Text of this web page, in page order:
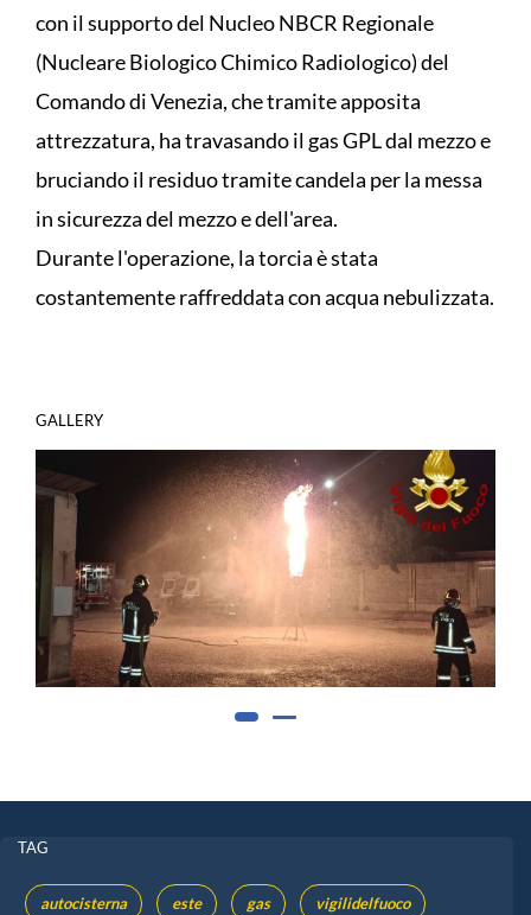
con il supporto del Nucleo NBCR Regionale
(Nucleare Biologico Chimico Radiologico) del
Comando di Venezia, che tramite apposita
attrezzatura, ha travasando il gas GPL dal mezzo e
bruciando il residuo tramite candela per la messa
in sicurezza del mezzo e dell'area.
Durante l'operazione, la torcia è stata
costantemente raffreddata con acqua nebulizzata.
GALLERY
TAG
autocisterna este gas vigilidelfuoco